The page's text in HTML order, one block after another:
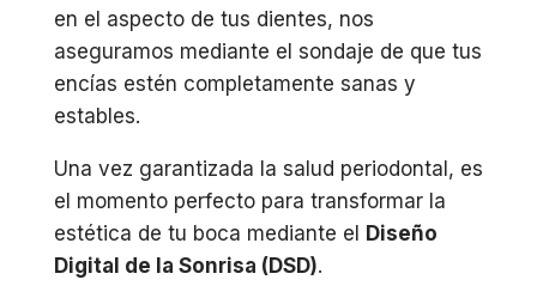
en el aspecto de tus dientes, nos
aseguramos mediante el sondaje de que tus
encías estén completamente sanas y
estables.
Una vez garantizada la salud periodontal, es
el momento perfecto para transformar la
estética de tu boca mediante el Diseño
Digital de la Sonrisa (DSD).